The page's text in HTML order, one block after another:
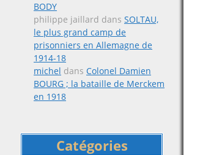
BODY
philippe jaillard dans SOLTAU,
le plus grand camp de
prisonniers en Allemagne de
1914-18
michel dans Colonel Damien
BOURG ; la bataille de Merckem
en 1918
Catégories